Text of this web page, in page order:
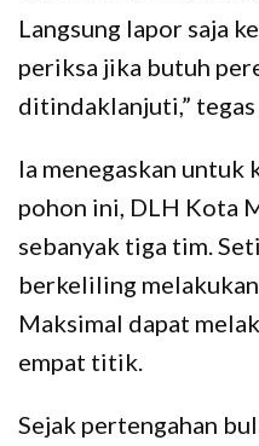
Langsung lapor saja
periksa jika butuh
ditindaklanjuti,” tegas
Ia menegaskan untuk
pohon ini, DLH Kota
sebanyak tiga tim.
berkeliling
Maksimal dapat
empat titik.
Sejak pertengahan